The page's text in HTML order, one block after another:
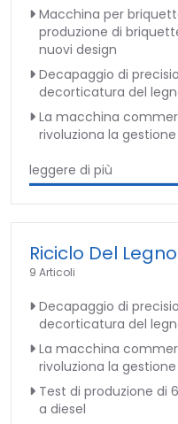
Macchina per
produzione di
nuovi design
Decapaggio di
decorticatura del
La macchina
rivoluziona la
leggere di più
Riciclo Del Legno
9 Articoli
Decapaggio di
decorticatura del
La macchina
rivoluziona la
Test di produzione di
a diesel